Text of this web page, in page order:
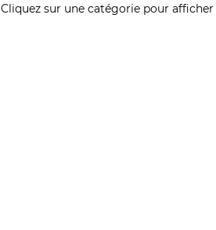
Cliquez sur une catégorie pour